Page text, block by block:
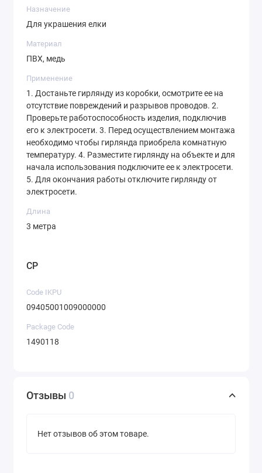
Назначение
Для украшения елки
Материал
ПВХ, медь
Применение
1. Достаньте гирлянду из коробки, осмотрите ее на
отсутствие повреждений и разрывов проводов. 2.
Проверьте работоспособность изделия, подключив
его к электросети. 3. Перед осуществлением монтажа
необходимо чтобы гирлянда приобрела комнатную
температуру. 4. Разместите гирлянду на объекте и для
начала использования подключите ее к электросети.
5. Для окончания работы отключите гирлянду от
электросети.
Длина
3 метра
CP
Code IKPU
09405001009000000
Package Code
1490118
Отзывы 0
Нет отзывов об этом товаре.